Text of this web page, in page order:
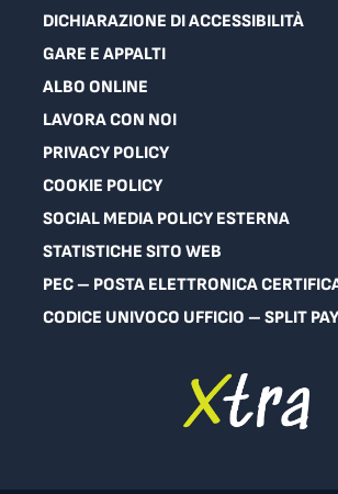
DICHIARAZIONE DI ACCESSIBILITÀ
GARE E APPALTI
ALBO ONLINE
LAVORA CON NOI
PRIVACY POLICY
COOKIE POLICY
SOCIAL MEDIA POLICY ESTERNA
STATISTICHE SITO WEB
PEC – POSTA ELETTRONICA
CODICE UNIVOCO UFFICIO – SPLIT